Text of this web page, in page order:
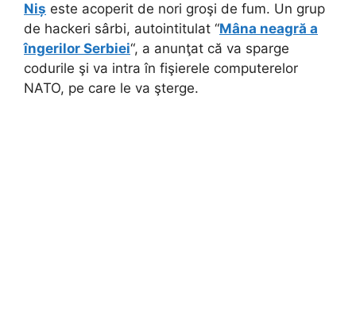
Niș este acoperit de nori groşi de fum. Un grup
de hackeri sârbi, autointitulat “Mâna neagră a
îngerilor Serbiei“, a anunţat că va sparge
codurile şi va intra în fişierele computerelor
NATO, pe care le va şterge.